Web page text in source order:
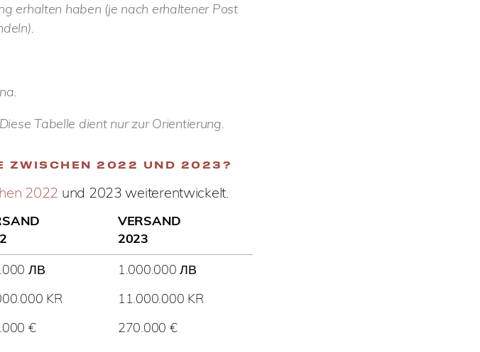
erhalten haben (je nach erhaltener Post
Tabelle dient nur zur Orientierung.
ZWISCHEN 2022 UND 2023?
2022 und 2023 weiterentwickelt.
VERSAND
2023
ЛВ
1.000.000 ЛВ
KR
11.000.000 KR
€
270.000 €